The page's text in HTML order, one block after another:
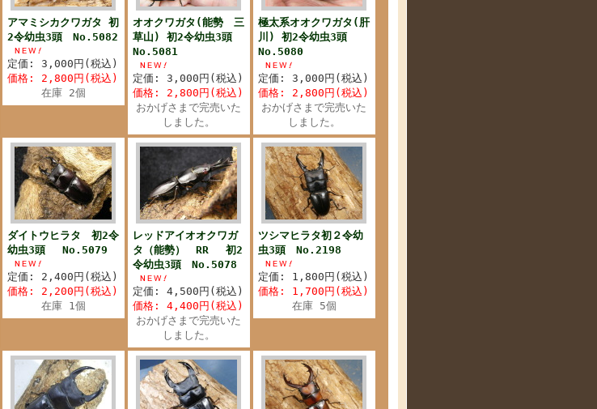
アマミシカクワガタ 初
2令幼虫3頭 No.5082
定価: 3,000円(税込)
価格: 2,800円(税込)
在庫 2個
オオクワガタ(能勢 三
草山) 初2令幼虫3頭
No.5081
定価: 3,000円(税込)
価格: 2,800円(税込)
おかげさまで完売いた
しました。
極太系オオクワガタ(肝
川) 初2令幼虫3頭
No.5080
定価: 3,000円(税込)
価格: 2,800円(税込)
おかげさまで完売いた
しました。
ダイトウヒラタ 初2令
幼虫3頭 No.5079
定価: 2,400円(税込)
価格: 2,200円(税込)
在庫 1個
レッドアイオオクワガ
タ（能勢） RR 初2
令幼虫3頭 No.5078
定価: 4,500円(税込)
価格: 4,400円(税込)
おかげさまで完売いた
しました。
ツシマヒラタ初２令幼
虫3頭 No.2198
定価: 1,800円(税込)
価格: 1,700円(税込)
在庫 5個